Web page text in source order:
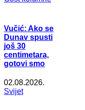
Vučić: Ako se
Dunav spusti
još 30
centimetara,
gotovi smo
02.08.2026.
Svijet